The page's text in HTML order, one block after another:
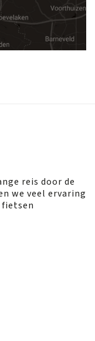
reis door de
we veel ervaring
fietsen